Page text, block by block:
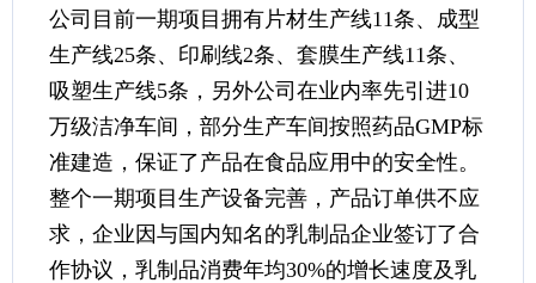
公司目前一期项目拥有片材生产线11条、成型
生产线25条、印刷线2条、套膜生产线11条、
吸塑生产线5条，另外公司在业内率先引进10
万级洁净车间，部分生产车间按照药品GMP标
准建造，保证了产品在食品应用中的安全性。
整个一期项目生产设备完善，产品订单供不应
求，企业因与国内知名的乳制品企业签订了合
作协议，乳制品消费年均30%的增长速度及乳